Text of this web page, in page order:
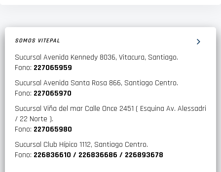
SOMOS VITEPAL
Sucursal Avenida Kennedy 8036, Vitacura, Santiago.
Fono: 227065959
Sucursal Avenida Santa Rosa 866, Santiago Centro.
Fono: 227065970
Sucursal Viña del mar Calle Once 2451 ( Esquina Av. Alessadri
/ 22 Norte ).
Fono: 227065980
Sucursal Club Hípico 1112, Santiago Centro.
Fono: 226836610 / 226836686 / 226893678